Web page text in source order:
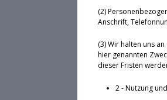
(2)
Anschrift,
(3) Wir halten uns
hier genannten
dieser Fristen
2 - Nutzung